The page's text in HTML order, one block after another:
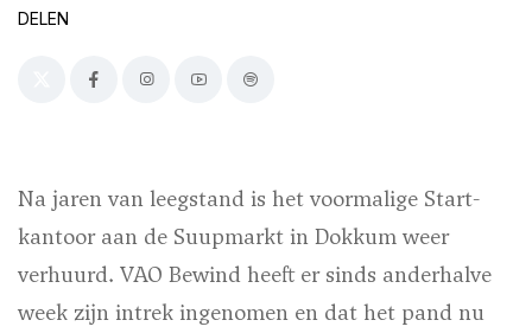
DELEN
Na jaren van leegstand is het voormalige Start-
kantoor aan de Suupmarkt in Dokkum weer
verhuurd. VAO Bewind heeft er sinds anderhalve
week zijn intrek ingenomen en dat het pand nu